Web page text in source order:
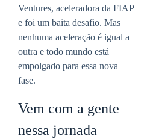
Ventures, aceleradora da FIAP
e foi um baita desafio. Mas
nenhuma aceleração é igual a
outra e todo mundo está
empolgado para essa nova
fase.
Vem com a gente
nessa jornada